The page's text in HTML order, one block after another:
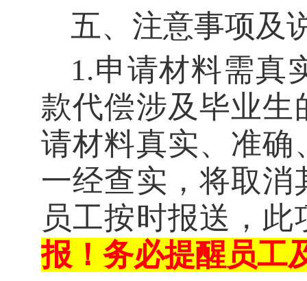
五、注意事项及
1.申请材料需真
款代偿涉及毕业
请材料真实、准确
一经查实，将取
员工按时报送 ， 此
报！务必提醒员工